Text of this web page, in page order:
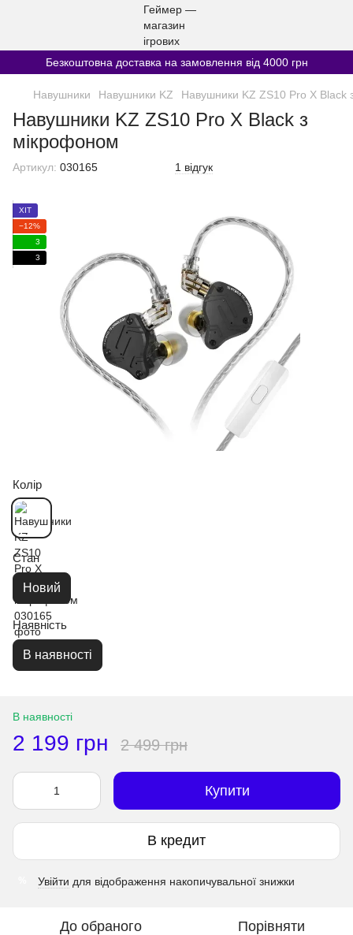
Безкоштовна доставка на замовлення від 4000 грн
Навушники Навушники KZ Навушники KZ ZS10 Pro X Black
Навушники KZ ZS10 Pro X Black з
мікрофоном
Артикул: 030165 1 відгук
ХІТ
−12%
3
3
Колір
Стан
Новий
Наявність
В наявності
В наявності
2 199 грн 2 499 грн
Купити
В кредит
Увійти для відображення накопичувальної знижки
До обраного Порівняти